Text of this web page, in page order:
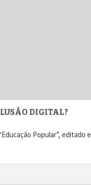
DIGITAL?
Popular”, editado e